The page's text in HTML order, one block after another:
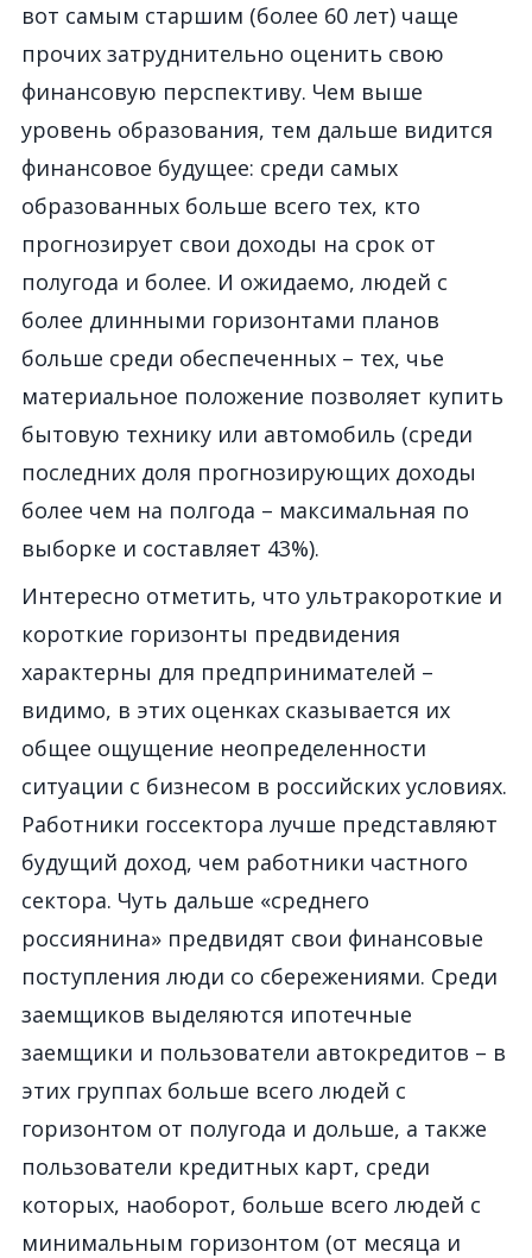
вот самым старшим (более 60 лет) чаще
прочих затруднительно оценить свою
финансовую перспективу. Чем выше
уровень образования, тем дальше видится
финансовое будущее: среди самых
образованных больше всего тех, кто
прогнозирует свои доходы на срок от
полугода и более. И ожидаемо, людей с
более длинными горизонтами планов
больше среди обеспеченных – тех, чье
материальное положение позволяет купить
бытовую технику или автомобиль (среди
последних доля прогнозирующих доходы
более чем на полгода – максимальная по
выборке и составляет 43%).
Интересно отметить, что ультракороткие и
короткие горизонты предвидения
характерны для предпринимателей –
видимо, в этих оценках сказывается их
общее ощущение неопределенности
ситуации с бизнесом в российских условиях.
Работники госсектора лучше представляют
будущий доход, чем работники частного
сектора. Чуть дальше «среднего
россиянина» предвидят свои финансовые
поступления люди со сбережениями. Среди
заемщиков выделяются ипотечные
заемщики и пользователи автокредитов – в
этих группах больше всего людей с
горизонтом от полугода и дольше, а также
пользователи кредитных карт, среди
которых, наоборот, больше всего людей с
минимальным горизонтом (от месяца и